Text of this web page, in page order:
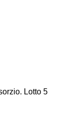
Lotto 5